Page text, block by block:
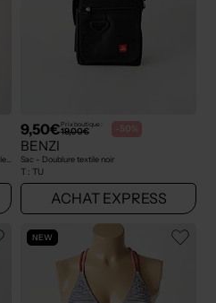
9,50€Prix boutique :
19,00€ -50%
BENZI
Sac - Doublure textile noir
T : TU
ACHAT EXPRESS
NEW